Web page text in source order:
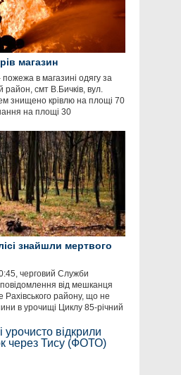
магазин
в магазині одягу за
район, смт В.Бичків, вул.
знищено крівлю на площі 70
на площі 30
знайшли мертвого
черговий Служби
від мешканця
району, що не
в урочищі Циклу 85-річний